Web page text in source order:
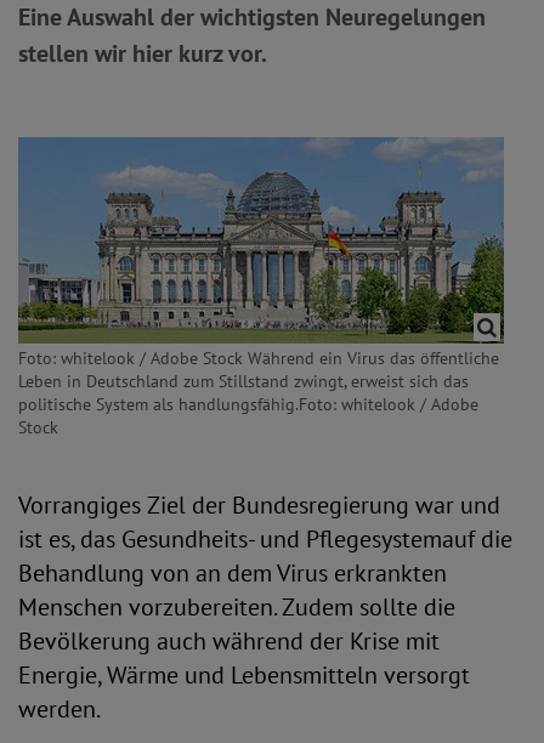
Eine Auswahl der wichtigsten Neuregelungen
stellen wir hier kurz vor.
Foto: whitelook / Adobe Stock Während ein Virus das öffentliche
Leben in Deutschland zum Stillstand zwingt, erweist sich das
politische System als handlungsfähig.Foto: whitelook / Adobe
Stock
Vorrangiges Ziel der Bundesregierung war und
ist es, das Gesundheits- und Pflegesystemauf die
Behandlung von an dem Virus erkrankten
Menschen vorzubereiten. Zudem sollte die
Bevölkerung auch während der Krise mit
Energie, Wärme und Lebensmitteln versorgt
werden.